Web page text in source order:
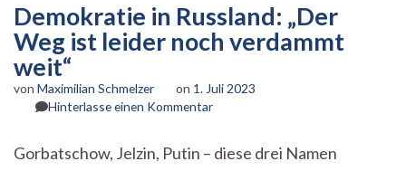
Demokratie in Russland: „Der
Weg ist leider noch verdammt
weit“
von Maximilian Schmelzer on 1. Juli 2023
Hinterlasse einen Kommentarzu
Russland:
Gorbatschow, Jelzin, Putin – diese drei Namen